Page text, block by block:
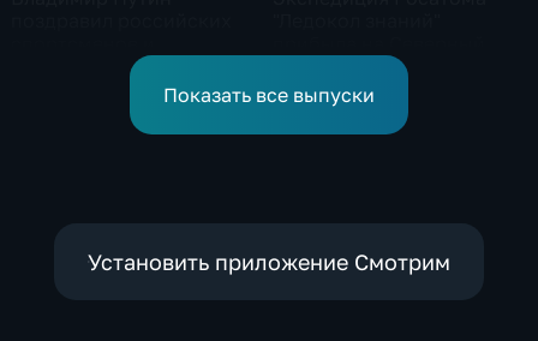
физкультурников с
профессиональнымПоказать все выпуски
Установить приложение Смотрим